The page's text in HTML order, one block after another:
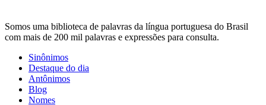
Somos uma biblioteca de palavras da língua portuguesa do Brasil
com mais de 200 mil palavras e expressões para consulta.
Sinônimos
Destaque do dia
Antônimos
Blog
Nomes